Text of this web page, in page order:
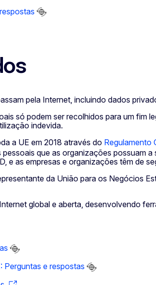
pela Internet, incluindo dados
só podem ser recolhidos para um
indevida.
a UE em 2018 através do Regulamento
que as organizações possuam
e as empresas e organizações têm de
da União para os Negócios
global e aberta, desenvolvendo
Perguntas e respostas